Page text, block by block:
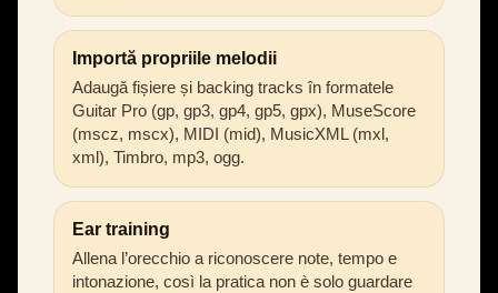
Importă propriile melodii
Adaugă fișiere și backing tracks în formatele
Guitar Pro (gp, gp3, gp4, gp5, gpx), MuseScore
(mscz, mscx), MIDI (mid), MusicXML (mxl,
xml), Timbro, mp3, ogg.
Ear training
Allena l’orecchio a riconoscere note, tempo e
intonazione, così la pratica non è solo guardare